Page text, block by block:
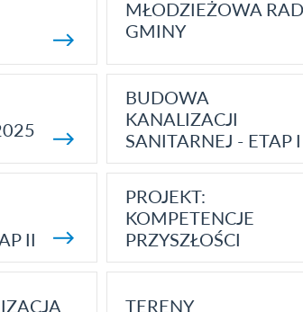
MŁODZIEŻOWA
GMINY
BUDOWA
KANALIZACJI
SANITARNEJ - ETAP I
II
PROJEKT:
KOMPETENCJE
PRZYSZŁOŚCI
TERENY